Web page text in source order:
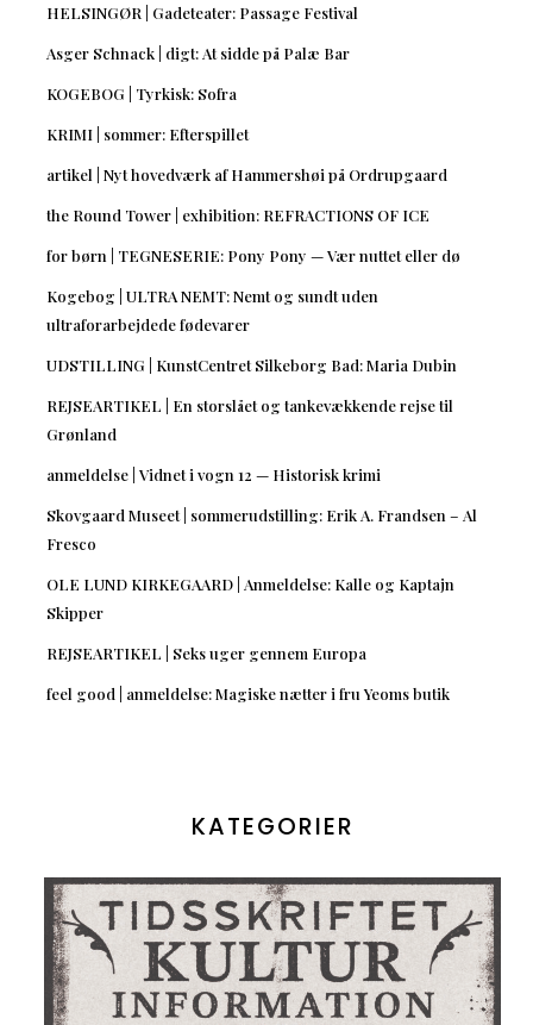
HELSINGØR | Gadeteater: Passage Festival
Asger Schnack | digt: At sidde på Palæ Bar
KOGEBOG | Tyrkisk: Sofra
KRIMI | sommer: Efterspillet
artikel | Nyt hovedværk af Hammershøi på Ordrupgaard
the Round Tower | exhibition: REFRACTIONS OF ICE
for børn | TEGNESERIE: Pony Pony — Vær nuttet eller dø
Kogebog | ULTRA NEMT: Nemt og sundt uden
ultraforarbejdede fødevarer
UDSTILLING | KunstCentret Silkeborg Bad: Maria Dubin
REJSEARTIKEL | En storslået og tankevækkende rejse til
Grønland
anmeldelse | Vidnet i vogn 12 — Historisk krimi
Skovgaard Museet | sommerudstilling: Erik A. Frandsen – Al
Fresco
OLE LUND KIRKEGAARD | Anmeldelse: Kalle og Kaptajn
Skipper
REJSEARTIKEL | Seks uger gennem Europa
feel good | anmeldelse: Magiske nætter i fru Yeoms butik
KATEGORIER